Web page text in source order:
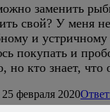
заменить
свой? У меня
и устричному
покупать и
но кто знает,
25 февраля 2020